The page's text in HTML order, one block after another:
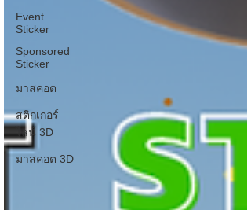
Event
Sticker
Sponsored
Sticker
มาสคอต
สติกเกอร์
ไลน์ 3D
มาสคอต 3D